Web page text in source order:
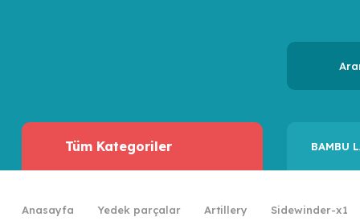
Tüm Kategoriler BAMBU
Anasayfa Yedek parçalar Artillery Sidewinder-x1